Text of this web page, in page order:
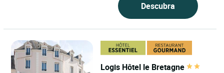
Descubra
Logis Hôtel le Bretagne